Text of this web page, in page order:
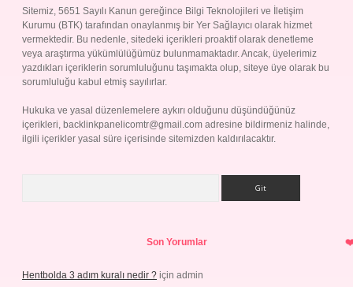
Sitemiz, 5651 Sayılı Kanun gereğince Bilgi Teknolojileri ve İletişim
Kurumu (BTK) tarafından onaylanmış bir Yer Sağlayıcı olarak hizmet
vermektedir. Bu nedenle, sitedeki içerikleri proaktif olarak denetleme
veya araştırma yükümlülüğümüz bulunmamaktadır. Ancak, üyelerimiz
yazdıkları içeriklerin sorumluluğunu taşımakta olup, siteye üye olarak bu
sorumluluğu kabul etmiş sayılırlar.
Hukuka ve yasal düzenlemelere aykırı olduğunu düşündüğünüz
içerikleri, backlinkpanelicomtr@gmail.com adresine bildirmeniz halinde,
ilgili içerikler yasal süre içerisinde sitemizden kaldırılacaktır.
Son Yorumlar
Hentbolda 3 adım kuralı nedir ? için admin